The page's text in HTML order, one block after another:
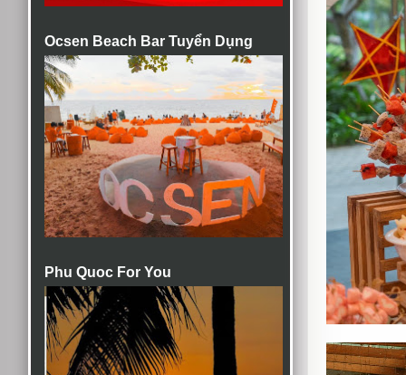
Ocsen Beach Bar Tuyển Dụng
Phu Quoc For You